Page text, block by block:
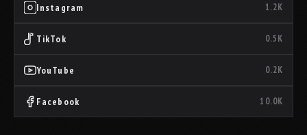
Instagram 1.2K
TikTok 0.5K
YouTube 0.2K
Facebook 10.0K